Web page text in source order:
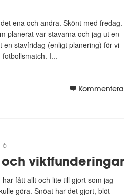
ena och andra. Skönt med fredag.
planerat var stavarna och jag ut en
en stavfridag (enligt planering) för vi
I...
Kommentera
6
viktfunderingar
fått allt och lite till gjort som jag
göra. Snöat har det gjort, blöt